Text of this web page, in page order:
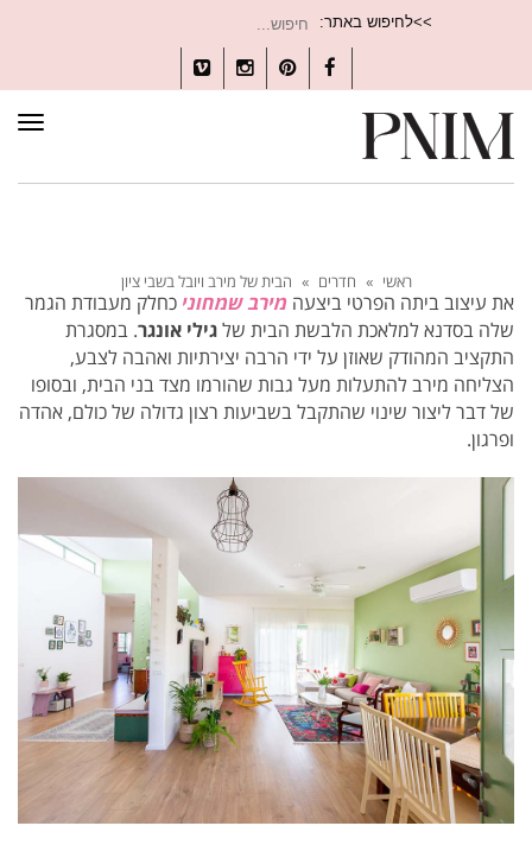
>>לחיפוש באתר:
עבור:
Facebook
Pinterest
Instagram
Vimeo
ראשי » חדרים » הבית של מירב ויובל בשבי ציון
את עיצוב ביתה הפרטי ביצעה מירב שמחוני כחלק מעבודת הגמר
שלה בסדנא למלאכת הלבשת הבית שלגילי אונגר. במסגרת
התקציב המהודק שאוזן על ידי הרבה יצירתיות ואהבה לצבע,
הצליחה מירב להתעלות מעל גבות שהורמו מצד בני הבית, ובסופו
של דבר ליצור שינוי שהתקבל בשביעות רצון גדולה של כולם, אהדה
ופרגון.